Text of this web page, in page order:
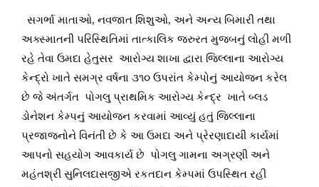
સગર્ભા માતાઓ, નવજાત શિશુઓ, અને અન્ય બિમારી તથા
અક્સ્માતની પરિસ્થિતિમાં તાત્કાલિક જરુરત મુજબનું લોહી મળી
રહે તેવા ઉમદા હેતુસર આરોગ્ય શાખા દ્વારા જિલ્લાના આરોગ્ય
કેન્દ્રો ખાતે સમગ્ર વર્ષના ૩૧૦ ઉપરાંત કેમ્પોનું આયોજન કરેલ
છે જે અંતર્ગત પોગલુ પ્રાથમિક આરોગ્ય કેન્દ્ર ખાતે બ્લડ
ડોનેશન કેમ્પનું આયોજન કરવામાં આવ્યું હતું જિલ્લાના
પ્રજાજનોને વિનંતી છે કે આ ઉમદા અને પ્રેરણાદાયી કાર્યમાં
આપનો સહયોગ આવકાર્ય છે પોગલુ ગામના અગ્રણી અને
મહંતશ્રી સુનિલદાસજીએ રકતદાન કેમ્પમાં ઉપસ્થિત રહી